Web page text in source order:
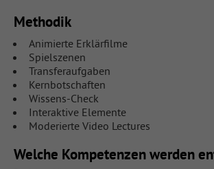
Methodik
Animierte Erklärfilme
Spielszenen
Transferaufgaben
Kernbotschaften
Wissens-Check
Interaktive Elemente
Moderierte Video Lectures
Welche Kompetenzen werden